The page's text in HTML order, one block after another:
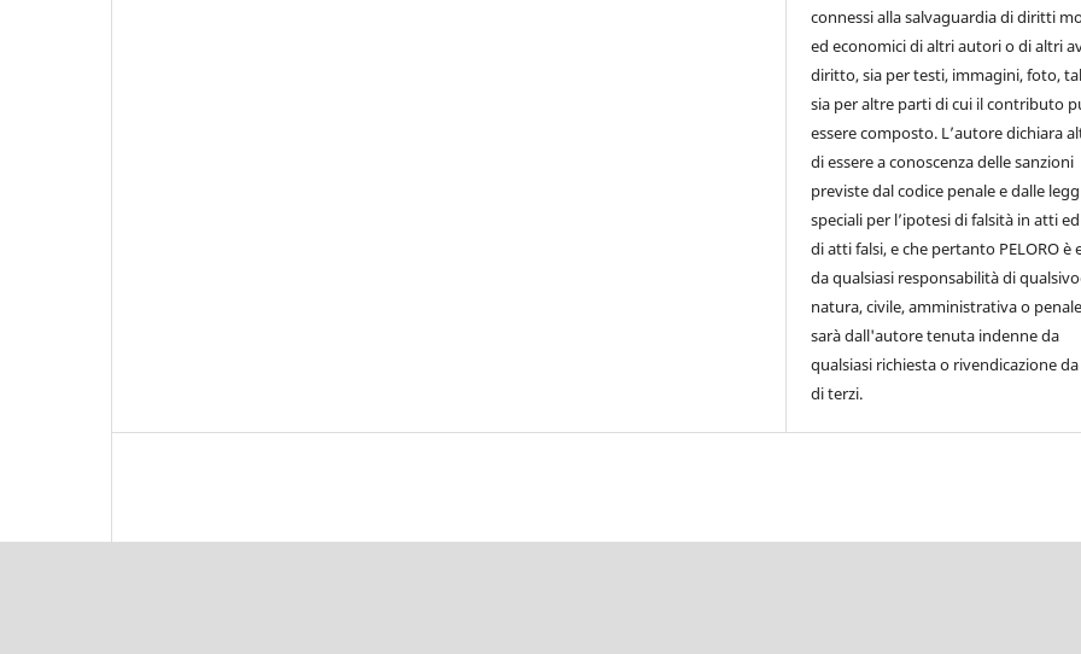
connessi alla salvaguardia di diritti
ed economici di altri autori o di altri
diritto, sia per testi, immagini, foto,
sia per altre parti di cui il contributo
essere composto. L’autore dichiara
di essere a conoscenza delle sanzioni
previste dal codice penale e dalle
speciali per l’ipotesi di falsità in atti
di atti falsi, e che pertanto PELORO è
da qualsiasi responsabilità di
natura, civile, amministrativa o
sarà dall'autore tenuta indenne da
qualsiasi richiesta o rivendicazione
di terzi.